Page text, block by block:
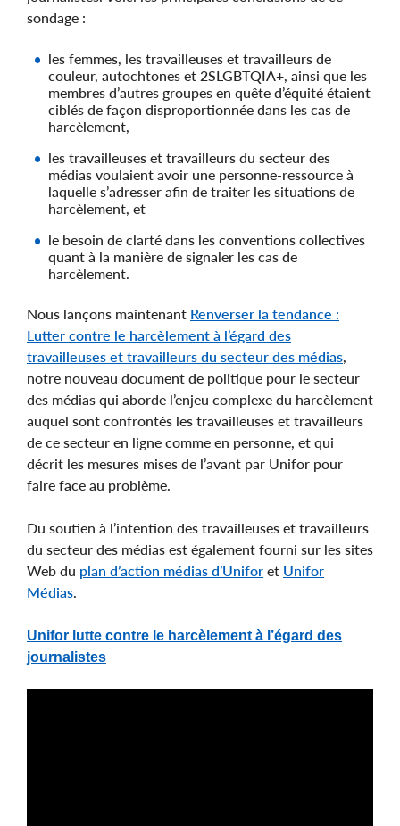
sondage :
les femmes, les travailleuses et travailleurs de
couleur, autochtones et 2SLGBTQIA+, ainsi que les
membres d’autres groupes en quête d’équité étaient
ciblés de façon disproportionnée dans les cas de
harcèlement,
les travailleuses et travailleurs du secteur des
médias voulaient avoir une personne-ressource à
laquelle s’adresser afin de traiter les situations de
harcèlement, et
le besoin de clarté dans les conventions collectives
quant à la manière de signaler les cas de
harcèlement.
Nous lançons maintenant Renverser la tendance :
Lutter contre le harcèlement à l’égard des
travailleuses et travailleurs du secteur des médias,
notre nouveau document de politique pour le secteur
des médias qui aborde l’enjeu complexe du harcèlement
auquel sont confrontés les travailleuses et travailleurs
de ce secteur en ligne comme en personne, et qui
décrit les mesures mises de l’avant par Unifor pour
faire face au problème.
Du soutien à l’intention des travailleuses et travailleurs
du secteur des médias est également fourni sur les sites
Web du plan d’action médias d’Unifor et Unifor
Médias.
Page
Unifor lutte contre le harcèlement à l’égard des
journalistes